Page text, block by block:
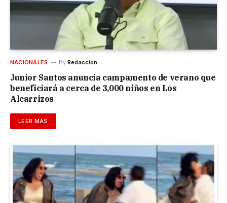
NACIONALES By Redaccion
Junior Santos anuncia campamento de verano que
beneficiará a cerca de 3,000 niños en Los
Alcarrizos
LEER MÁS